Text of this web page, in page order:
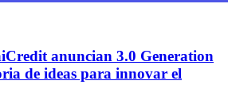
anuncian 3.0 Generation
de ideas para innovar el